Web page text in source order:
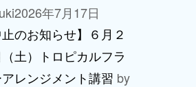
2026年7月17日
止のお知らせ】６月２
（土）トロピカルフラ
アレンジメント講習 by